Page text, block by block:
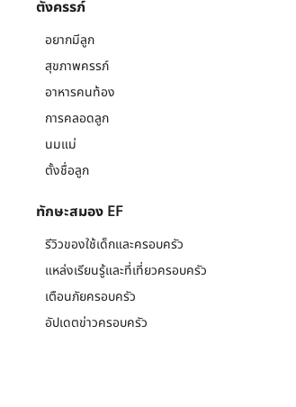
ตั้งครรภ์
อยากมีลูก
สุขภาพครรภ์
อาหารคนท้อง
การคลอดลูก
นมแม่
ตั้งชื่อลูก
ทักษะสมอง EF
รีวิวของใช้เด็กและครอบครัว
แหล่งเรียนรู้และที่เที่ยวครอบครัว
เตือนภัยครอบครัว
อัปเดตข่าวครอบครัว